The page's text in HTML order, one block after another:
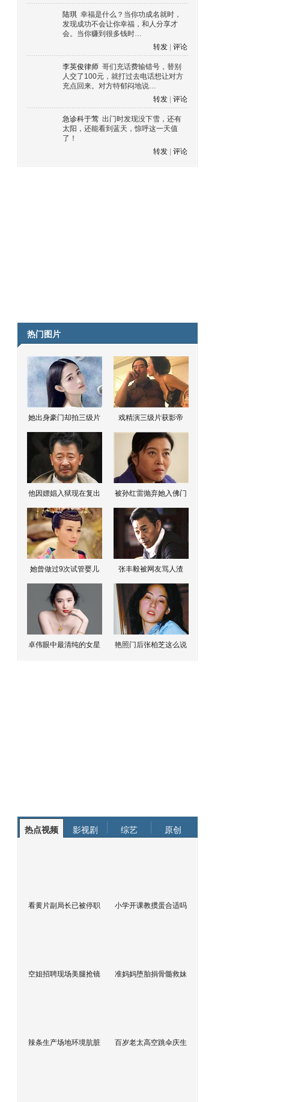
陆琪 幸福是什么？当你功成名就时，
发现成功不会让你幸福，和人分享才
会。当你赚到很多钱时…
转发
评论
李英俊律师 哥们充话费输错号，替别
人交了100元，就打过去电话想让对方
充点回来。对方特郁闷地说…
转发
评论
急诊科于莺 出门时发现没下雪，还有
太阳，还能看到蓝天，惊呼这一天值
了！
转发
评论
热门图片
她出身豪门却拍三级片 戏精演三级片获影帝
他因嫖娼入狱现在复出 被孙红雷抛弃她入佛门
她曾做过9次试管婴儿 张丰毅被网友骂人渣
卓伟眼中最清纯的女星 艳照门后张柏芝这么说
热点视频 影视剧 综艺 原创
看黄片副局长已被停职 小学开课教掼蛋合适吗
空姐招聘现场美腿抢镜 准妈妈堕胎捐骨髓救妹
辣条生产场地环境肮脏 百岁老太高空跳伞庆生